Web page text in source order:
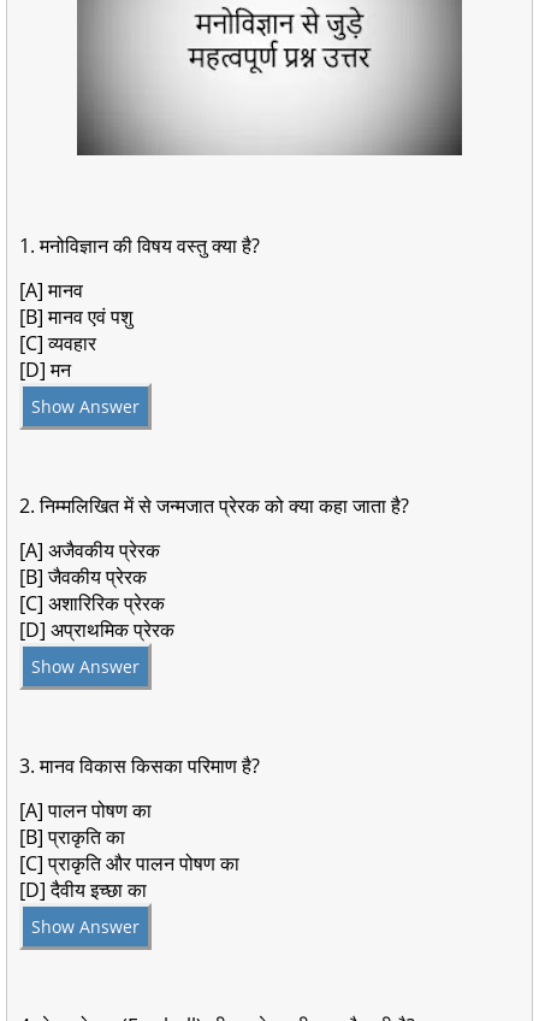
1. मनोविज्ञान की विषय वस्तु क्या है?
[A] मानव
[B] मानव एवं पशु
[C] व्यवहार
[D] मन
Show Answer
2. निम्मलिखित में से जन्मजात प्रेरक को क्या कहा जाता है?
[A] अजैवकीय प्रेरक
[B] जैवकीय प्रेरक
[C] अशारिरिक प्रेरक
[D] अप्राथमिक प्रेरक
Show Answer
3. मानव विकास किसका परिमाण है?
[A] पालन पोषण का
[B] प्राकृति का
[C] प्राकृति और पालन पोषण का
[D] दैवीय इच्छा का
Show Answer